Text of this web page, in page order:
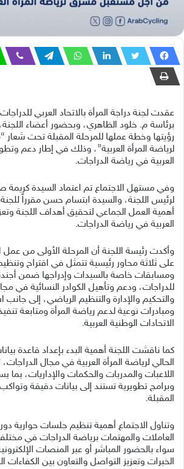
عقدت لجنة دراجة المرأة بالاتحاد العربي
برئاسة م. خلود الظاهري، وبحضور أعضاء
رؤيتها وخطة عملها للمرحلة المقبلة تحت
لرياضة المرأة العربية”، وذلك في إطار دعم
العربية في رياضة الدراجات.
وفي مستهل الاجتماع تم اعتماد السيدة كريمة
لرئيس اللجنة، والسيدة ابتسام حسن مقرراً
أهمية العمل الجماعي لتحقيق أهداف اللجنة
العربية في رياضة الدراجات.
وأكدت رئيسة اللجنة أن المرحلة الأولى من عمل
على ثلاثة محاور رئيسية تتمثل في اقتراح
ومسابقات خاصة بالسيدات وإدراجها ضمن أجندة
للدراجات، ودعم وتأهيل الكوادر النسائية في
والتحكيم والإدارة والتنظيم الرياضي، إلى
ومبادرات نوعية لدعم رياضة المرأة ومتابعة
الاتحادات الوطنية العربية.
كما ناقشت اللجنة أهمية البدء بإعداد قاعدة
الحالي لرياضة المرأة العربية في مجال
اللاعبات والمدربات والحكمات والإداريات،
وبرامج تطويرية تستند إلى بيانات دقيقة
المقبلة.
وتناول الاجتماع أهمية تنظيم جلسات حوارية
العاملات والمهتمات برياضة الدراجات في
سواء بالحضور المباشر أو عبر المنصات
الخبرات وتعزيز التواصل والتعاون بين الكفاءات